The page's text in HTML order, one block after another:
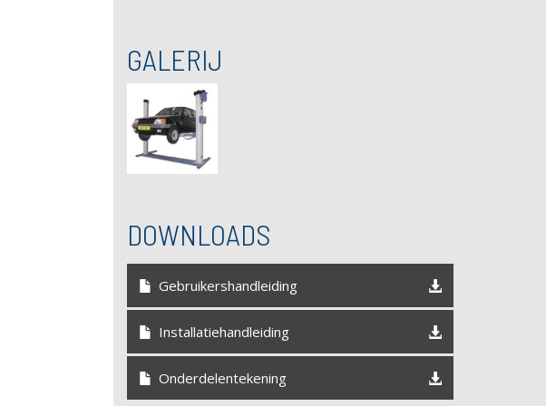
GALERIJ
DOWNLOADS
Gebruikershandleiding
Installatiehandleiding
Onderdelentekening